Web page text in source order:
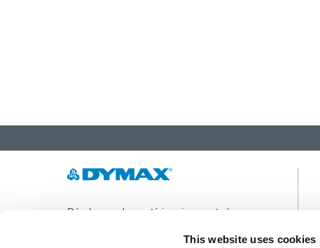
This website uses cookies
Développer des matériaux innovants à
des équipements de dosage et des systèmes de